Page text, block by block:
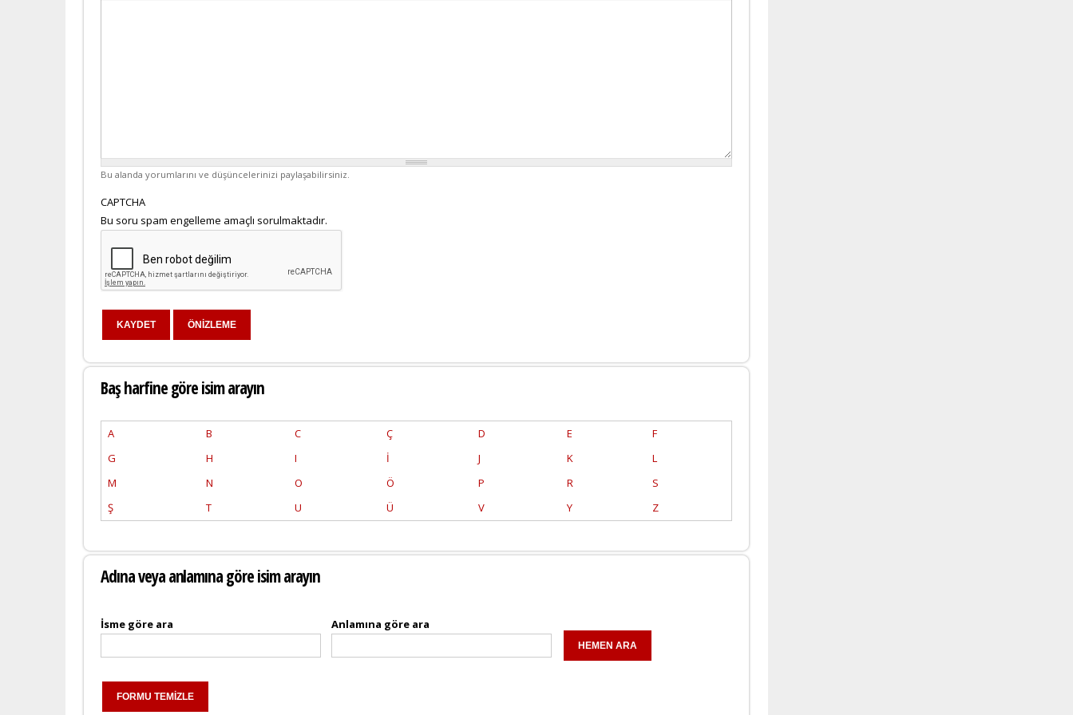
Bu alanda yorumlarını ve düşüncelerinizi paylaşabilirsiniz.
CAPTCHA
Bu soru spam engelleme amaçlı sorulmaktadır.
Baş harfine göre isim arayın
A B C Ç D E
F
G
H I İ J K
L
M
N O Ö P R
S
Ş
T U Ü V Y Z
Adına veya anlamına göre isim arayın
İsme göre ara Anlamına göre ara